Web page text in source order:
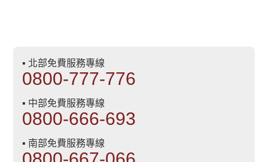
▪ 北部免費服務專線
0800-777-776
▪ 中部免費服務專線
0800-666-693
▪ 南部免費服務專線